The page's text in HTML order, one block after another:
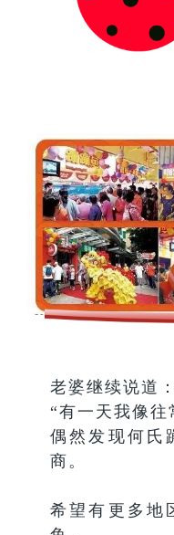
老婆继续说道：
“有一天我像往
偶然发现何氏
商。
希望有更多地